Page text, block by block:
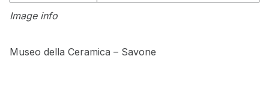
Image info
Museo della Ceramica – Savone